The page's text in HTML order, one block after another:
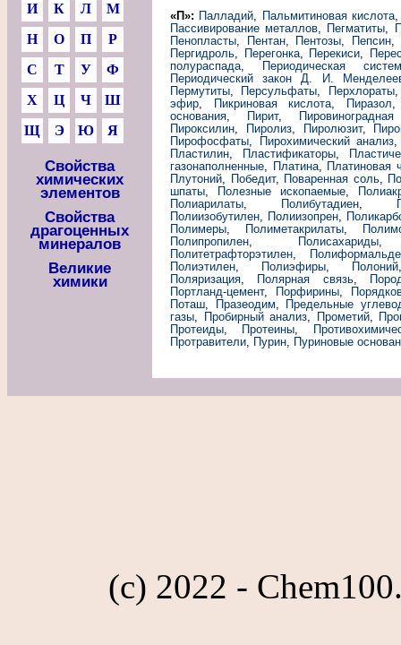
И
К Л
М
Н
О П
Р
С
Т У
Ф
Х
Ц Ч
Ш
Щ
Э Ю Я
Свойства
химических
элементов
Свойства
драгоценных
минералов
Великие
химики
«П»: Палладий, Пальмитиновая кислота
Пассивирование металлов, Пегматиты,
Пенопласты, Пентан, Пентозы, Пепсин,
Пергидроль, Перегонка, Перекиси,
полураспада,
Периодическая
Периодический закон Д. И.
Пермутиты, Персульфаты, Перхлораты
эфир, Пикриновая кислота, Пиразол
основания, Пирит,
Пироксилин, Пиролиз, Пиролюзит,
Пирофосфаты, Пирохимический анализ
Пластилин, Пластификаторы,
газонаполненные, Платина, Платиновая
Плутоний, Победит, Поваренная соль,
шпаты, Полезные ископаемые,
Полиарилаты, Полибутадиен,
Полиизобутилен, Полиизопрен,
Полимеры, Полиметакрилаты,
Полипропилен, Полисахариды
Политетрафторэтилен,
Полиэтилен, Полиэфиры, Полоний
Поляризация, Полярная связь,
Портланд-цемент, Порфирины,
Поташ, Празеодим,
Предельные
газы, Пробирный анализ, Прометий,
Протеиды, Протеины,
Протравители, Пурин, Пуриновые
(c) 2022 -